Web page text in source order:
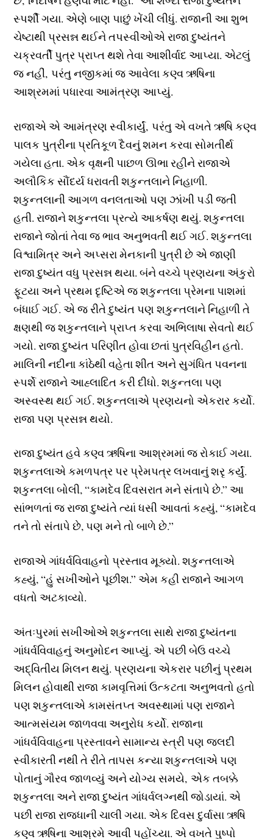
સ્પર્શી ગયા. એણે બાણ પાછું ખેંચી લીધું. રાજાની આ શુભ
ચેષ્ટાથી પ્રસન્ન થઈને તપસ્વીઓએ રાજા દુષ્યંતને
ચક્રવર્તી પુત્ર પ્રાપ્ત થશે તેવા આશીર્વાદ આપ્યા. એટલું
જ નહીં, પરંતુ નજીકમાં જ આવેલા કણ્વ ઋષિના
આશ્રમમાં પધારવા આમંત્રણ આપ્યું.
રાજાએ એ આમંત્રણ સ્વીકાર્યું, પરંતુ એ વખતે ઋષિ કણ્વ
પાલક પુત્રીના પ્રતિકૂળ દૈવનું શમન કરવા સોમતીર્થ
ગયેલા હતા. એક વૃક્ષની પાછળ ઊભા રહીને રાજાએ
અલૌકિક સૌંદર્ય ધરાવતી શકુન્તલાને નિહાળી.
શકુન્તલાની આગળ વનલતાઓ પણ ઝાંખી પડી જતી
હતી. રાજાને શકુન્તલા પ્રત્યે આકર્ષણ થયું. શકુન્તલા
રાજાને જોતાં તેવા જ ભાવ અનુભવતી થઈ ગઈ. શકુન્તલા
વિશ્વામિત્ર અને અપ્સરા મેનકાની પુત્રી છે એ જાણી
રાજા દુષ્યંત વધુ પ્રસન્ન થયા. બંને વચ્ચે પ્રણયના અંકુરો
ફૂટયા અને પ્રથમ દૃષ્ટિએ જ શકુન્તલા પ્રેમના પાશમાં
બંધાઈ ગઈ. એ જ રીતે દુષ્યંત પણ શકુન્તલાને નિહાળી તે
ક્ષણથી જ શકુન્તલાને પ્રાપ્ત કરવા અભિલાષા સેવતો થઈ
ગયો. રાજા દુષ્યંત પરિણીત હોવા છતાં પુત્રવિહીન હતો.
માલિની નદીના કાંઠેથી વહેતા શીત અને સુગંધિત પવનના
સ્પર્શે રાજાને આહ્લાદિત કરી દીધો. શકુન્તલા પણ
અસ્વસ્થ થઈ ગઈ. શકુન્તલાએ પ્રણયનો એકરાર કર્યો.
રાજા પણ પ્રસન્ન થયો.
રાજા દુષ્યંત હવે કણ્વ ઋષિના આશ્રમમાં જ રોકાઈ ગયા.
શકુન્તલાએ કમળપત્ર પર પ્રેમપત્ર લખવાનું શરૃ કર્યું.
શકુન્તલા બોલી, “કામદેવ દિવસરાત મને સંતાપે છે.” આ
સાંભળતાં જ રાજા દુષ્યંતે ત્યાં ધસી આવતાં કહ્યું, “કામદેવ
તને તો સંતાપે છે, પણ મને તો બાળે છે.”
રાજાએ ગાંધર્વવિવાહનો પ્રસ્તાવ મૂક્યો. શકુન્તલાએ
કહ્યું, “હું સખીઓને પૂછીશ.” એમ કહી રાજાને આગળ
વધતો અટકાવ્યો.
અંતઃપુરમાં સખીઓએ શકુન્તલા સાથે રાજા દુષ્યંતના
ગાંધર્વવિવાહનું અનુમોદન આપ્યું. એ પછી બેઉ વચ્ચે
અદ્વિતીય મિલન થયું. પ્રણયના એકરાર પછીનું પ્રથમ
મિલન હોવાથી રાજા કામવૃત્તિમાં ઉત્કટતા અનુભવતો હતો
પણ શકુન્તલાએ કામસંતપ્ત અવસ્થામાં પણ રાજાને
આત્મસંયમ જાળવવા અનુરોધ કર્યો. રાજાના
ગાંધર્વવિવાહના પ્રસ્તાવને સામાન્ય સ્ત્રી પણ જલદી
સ્વીકારતી નથી તે રીતે તાપસ કન્યા શકુન્તલાએ પણ
પોતાનું ગૌરવ જાળવ્યું અને યોગ્ય સમયે, એક તબક્કે
શકુન્તલા અને રાજા દુષ્યંત ગાંધર્વલગ્નથી જોડાયાં. એ
પછી રાજા રાજધાની ચાલી ગયા. એક દિવસ દુર્વાસા ઋષિ
કણ્વ ઋષિના આશ્રમે આવી પહોંચ્યા. એ વખતે પુષ્પો